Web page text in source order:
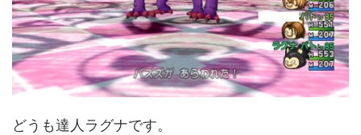
どうも達人ラグナです。